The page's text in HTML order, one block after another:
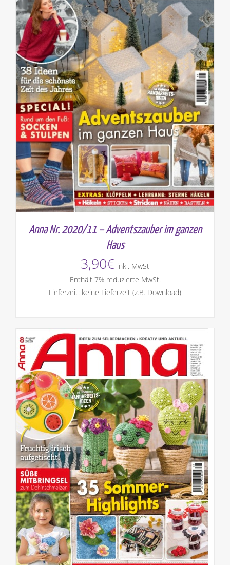
Anna Nr. 2020/11 – Adventszauber im ganzen
Haus
3,90€ inkl. MwSt
Enthält 7% reduzierte MwSt.
Lieferzeit: keine Lieferzeit (z.B. Download)